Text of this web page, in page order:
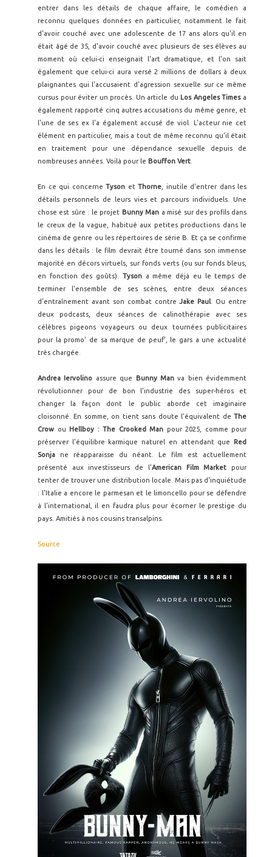
entrer dans les détails de chaque affaire, le comédien a
reconnu quelques données en particulier, notamment le fait
d'avoir couché avec une adolescente de 17 ans alors qu'il en
était âgé de 35, d'avoir couché avec plusieurs de ses élèves au
moment où celui-ci enseignait l'art dramatique, et l'on sait
également que celui-ci aura versé 2 millions de dollars à deux
plaignantes qui l'accusaient d'agression sexuelle sur ce même
cursus pour éviter un procès. Un article du Los Angeles Timesa
également rapporté cinq autres accusations du même genre, et
l'une de ses ex l'a également accusé de viol. L'acteur nie cet
élément en particulier, mais a tout de même reconnu qu'il était
en traitement pour une dépendance sexuelle depuis de
nombreuses années. Voilà pour le Bouffon Vert
En ce qui concerne Tyson et Thorne , inutile d'entrer dans les
détails personnels de leurs vies et parcours individuels. Une
chose est sûre : le projet Bunny Man a misé sur des profils dans
le creux de la vague, habitué aux petites productions dans le
cinéma de genre ou les répertoires de série B. Et ça se confirme
dans les détails : le film devrait être tourné dans son immense
majorité en décors virtuels, sur fonds verts (ou sur fonds bleus,
en fonction des goûts). Tysona même déjà eu le temps de
terminer l'ensemble de ses scènes, entre deux séances
d'entraînement avant son combat contreJake Paul . Ou entre
deux podcasts, deux séances de calinothérapie avec ses
célèbres pigeons voyageurs ou deux tournées publicitaires
pour la promo' de sa marque de peuf', le gars a une actualité
très chargée.
Andrea Iervolino assure que Bunny Manva bien évidemment
révolutionner pour de bon l'industrie des super-héros et
changer la façon dont le public aborde cet imaginaire
cloisonné. En somme, on tient sans doute l'équivalent de The
Crow ou Hellboy : The Crooked Man pour 2025, comme pour
préserver l'équilibre karmique naturel en attendant que Red
Sonja ne réapparaisse du néant. Le film est actuellement
présenté aux investisseurs de l'American Film Market pour
tenter de trouver une distribution locale. Mais pas d'inquiétude
: l'Italie a encore le parmesan et le limoncello pour se défendre
à l'international, il en faudra plus pour écorner le prestige du
pays. Amitiés à nos cousins transalpins.
Source